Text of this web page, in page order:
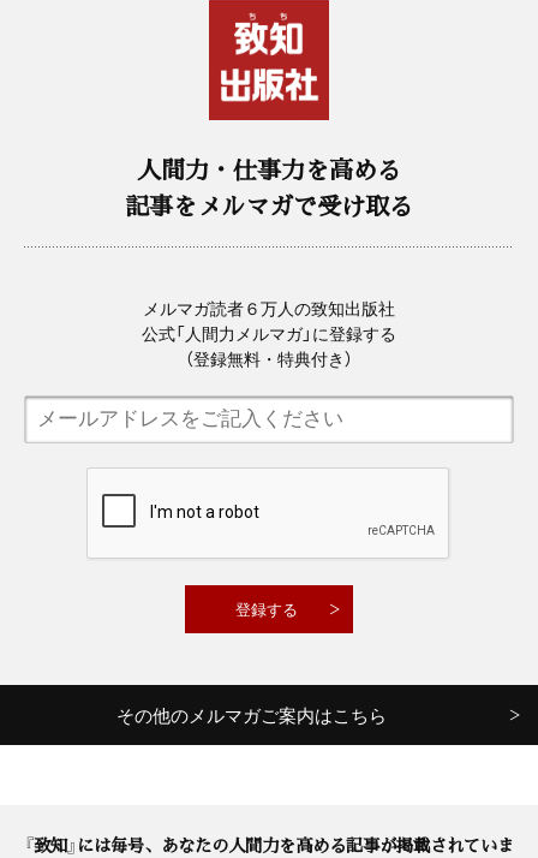
人間力・仕事力を高める
記事をメルマガで受け取る
メルマガ読者６万人の致知出版社
公式「人間力メルマガ」に登録する
（登録無料・特典付き）
その他のメルマガご案内はこちら
『致知』には毎号、あなたの人間力を高める記事が掲載されていま